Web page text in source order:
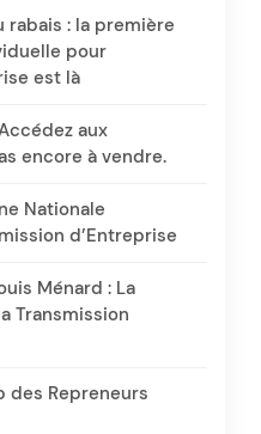
rabais : la première
pour
est là
aux
encore à vendre.
Nationale
d’Entreprise
Ménard : La
Transmission
des Repreneurs